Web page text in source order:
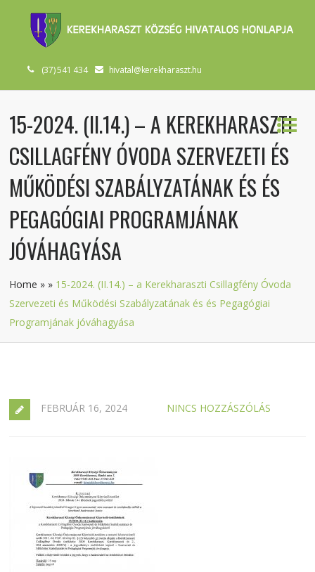
(37) 541 434 hivatal@kerekharaszt.hu
15-2024. (II.14.) – A KEREKHARASZTI
CSILLAGFÉNY ÓVODA SZERVEZETI ÉS
MŰKÖDÉSI SZABÁLYZATÁNAK ÉS ÉS
PEGAGÓGIAI PROGRAMJÁNAK
JÓVÁHAGYÁSA
Home » » 15-2024. (II.14.) – a Kerekharaszti Csillagfény Óvoda
Szervezeti és Működési Szabályzatának és és Pegagógiai
Programjának jóváhagyása
FEBRUÁR 16, 2024 NINCS HOZZÁSZÓLÁS